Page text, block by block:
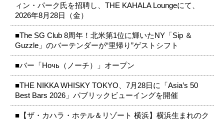
ィン・パーク氏を招聘し、THE KAHALA Loungeにて、
2026年8月28日（金）
■The SG Club 8周年！北米第1位に輝いたNY「Sip ＆
Guzzle」のバーテンダーが“里帰り”ゲストシフト
■バー「Ночь（ノーチ）」オープン
■THE NIKKA WHISKY TOKYO、7月28日に「Asia’s 50
Best Bars 2026」パブリックビューイングを開催
■【ザ・カハラ・ホテル＆リゾート 横浜】横浜生まれのク